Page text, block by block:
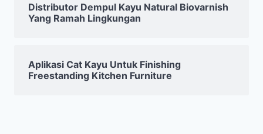
Distributor Dempul Kayu Natural Biovarnish
Yang Ramah Lingkungan
Aplikasi Cat Kayu Untuk Finishing
Freestanding Kitchen Furniture